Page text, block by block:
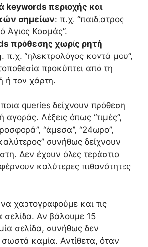
keywords περιοχής και
σημείων: π.χ. “παιδίατρος
Άγιος Κοσμάς”.
πρόθεσης χωρίς ρητή
: π.χ. “ηλεκτρολόγος κοντά μου”,
προκύπτει από τη
ή τον χάρτη.
queries δείχνουν πρόθεση
αγοράς. Λέξεις όπως “τιμές”,
“άμεσα”, “24ωρο”,
συνήθως δείχνουν
Δεν έχουν όλες τεράστιο
καλύτερες πιθανότητες
να χαρτογραφούμε και τις
σελίδα. Αν βάλουμε 15
σελίδα, συνήθως δεν
καμία. Αντίθετα, όταν